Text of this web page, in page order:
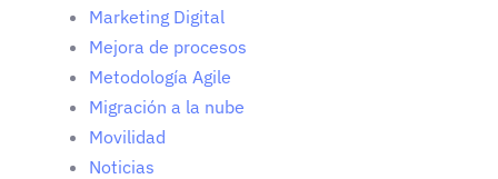
Marketing Digital
Mejora de procesos
Metodología Agile
Migración a la nube
Movilidad
Noticias